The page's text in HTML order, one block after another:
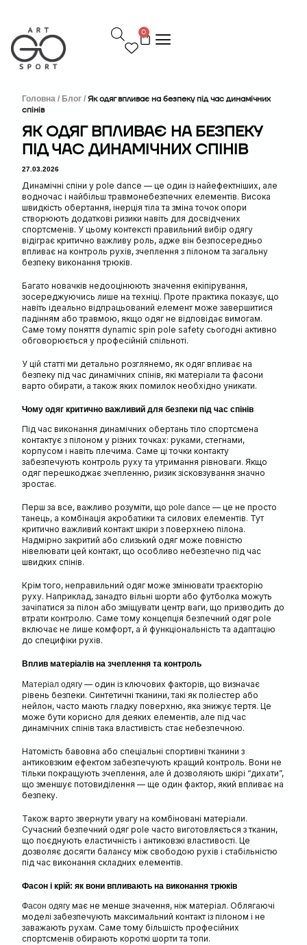
р
е
й
0
Головна / Блог / Як одяг впливає на безпеку під час динамічних
спінів
ЯК ОДЯГ ВПЛИВАЄ НА БЕЗПЕКУ
ПІД ЧАС ДИНАМІЧНИХ СПІНІВ
27.03.2026
Динамічні спіни у pole dance — це один із найефектніших, але
водночас і найбільш травмонебезпечних елементів. Висока
швидкість обертання, інерція тіла та зміна точок опори
створюють додаткові ризики навіть для досвідчених
спортсменів. У цьому контексті правильний вибір одягу
відіграє критично важливу роль, адже він безпосередньо
впливає на контроль рухів, зчеплення з пілоном та загальну
безпеку виконання трюків.
Багато новачків недооцінюють значення екіпірування,
зосереджуючись лише на техніці. Проте практика показує, що
навіть ідеально відпрацьований елемент може завершитися
падінням або травмою, якщо одяг не відповідає вимогам.
Саме тому поняття dynamic spin pole safety сьогодні активно
обговорюється у професійній спільноті.
У цій статті ми детально розглянемо, як одяг впливає на
безпеку під час динамічних спінів, які матеріали та фасони
варто обирати, а також яких помилок необхідно уникати.
Чому одяг критично важливий для безпеки під час спінів
Під час виконання динамічних обертань тіло спортсмена
контактує з пілоном у різних точках: руками, стегнами,
корпусом і навіть плечима. Саме ці точки контакту
забезпечують контроль руху та утримання рівноваги. Якщо
одяг перешкоджає зчепленню, ризик зісковзування значно
зростає.
Перш за все, важливо розуміти, що pole dance — це не просто
танець, а комбінація акробатики та силових елементів. Тут
критично важливий контакт шкіри з поверхнею пілона.
Надмірно закритий або слизький одяг може повністю
нівелювати цей контакт, що особливо небезпечно під час
швидких спінів.
Крім того, неправильний одяг може змінювати траєкторію
руху. Наприклад, занадто вільні шорти або футболка можуть
зачіпатися за пілон або зміщувати центр ваги, що призводить до
втрати контролю. Саме тому концепція безпечний одяг pole
включає не лише комфорт, а й функціональність та адаптацію
до специфіки рухів.
Вплив матеріалів на зчеплення та контроль
Матеріал одягу— один із ключових факторів, що визначає
рівень безпеки. Синтетичні тканини, такі як поліестер або
нейлон, часто мають гладку поверхню, яка знижує тертя. Це
може бути корисно для деяких елементів, але під час
динамічних спінів така властивість стає небезпечною.
Натомість бавовна або спеціальні спортивні тканини з
антиковзким ефектом забезпечують кращий контроль. Вони не
тільки покращують зчеплення, але й дозволяють шкірі “дихати”,
що зменшує потовиділення — ще один фактор, який впливає на
безпеку.
Також варто звернути увагу на комбіновані матеріали.
Сучасний безпечний одяг pole часто виготовляється з тканин,
що поєднують еластичність і антиковзкі властивості. Це
дозволяє досягти балансу між свободою рухів і стабільністю
під час виконання складних елементів.
Фасон і крій: як вони впливають на виконання трюків
Фасон одягу має не менше значення, ніж матеріал. Облягаючі
моделі забезпечують максимальний контакт із пілоном і не
заважають рухам. Саме тому більшість професійних
спортсменів обирають короткі шорти та топи.